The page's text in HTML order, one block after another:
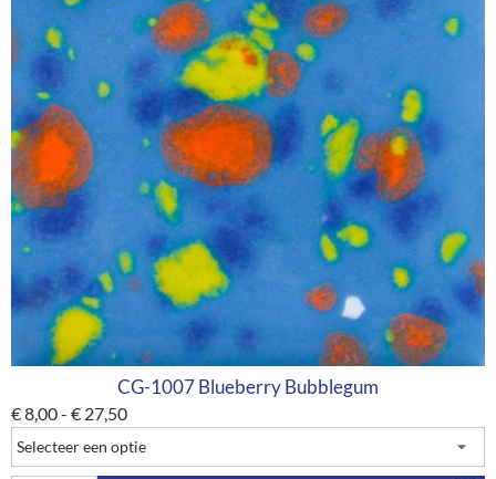
CG-1007 Blueberry Bubblegum
€8,00- € 27,50